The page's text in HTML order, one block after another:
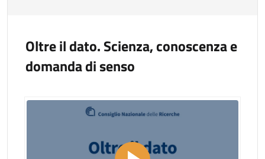
Oltre il dato. Scienza, conoscenza e
domanda di senso